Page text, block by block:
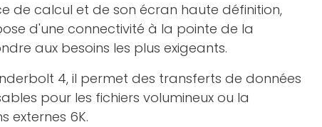
de calcul et de son écran haute définition,
d'une connectivité à la pointe de la
aux besoins les plus exigeants.
4, il permet des transferts de données
pour les fichiers volumineux ou la
externes 6K.